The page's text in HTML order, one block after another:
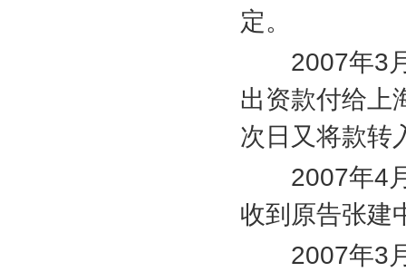
定。
2007年3
出资款付给上
次日又将款转
2007年4
收到原告张建
2007年3